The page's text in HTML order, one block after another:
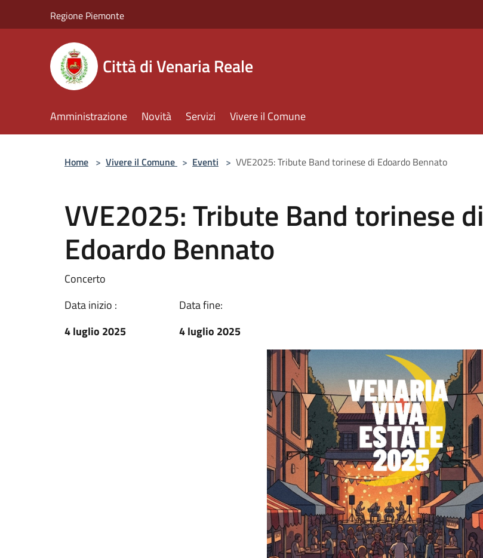
Regione Piemonte
Città di Venaria Reale
Amministrazione Novità Servizi Vivere il Comune
Home > Vivere il Comune > Eventi > VVE2025: Tribute Band torinese di Edoardo Bennato
VVE2025: Tribute Band torinese di
Edoardo Bennato
Concerto
Data inizio :
4 luglio 2025
Data fine:
4 luglio 2025